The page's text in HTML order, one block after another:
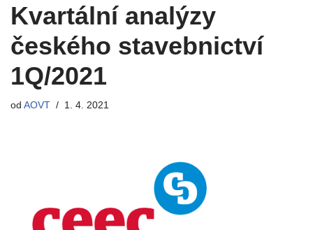
Kvartální analýzy
českého stavebnictví
1Q/2021
od AOVT 1. 4. 2021